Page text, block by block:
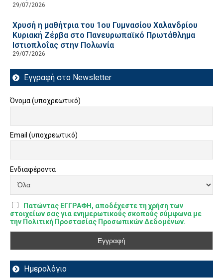
29/07/2026
Χρυσή η μαθήτρια του 1ου Γυμνασίου Χαλανδρίου
Κυριακή Ζέρβα στο Πανευρωπαϊκό Πρωτάθλημα
Ιστιοπλοΐας στην Πολωνία
29/07/2026
Εγγραφή στο Newsletter
Όνομα (υποχρεωτικό)
Email (υποχρεωτικό)
Ενδιαφέροντα
Πατώντας ΕΓΓΡΑΦΗ, αποδέχεστε τη χρήση των
στοιχείων σας για ενημερωτικούς σκοπούς σύμφωνα με
την Πολιτική Προστασίας Προσωπικών Δεδομένων.
Ημερολόγιο